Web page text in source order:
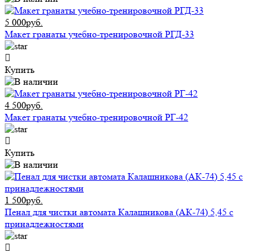
5 000руб.
Макет гранаты учебно-тренировочной РГД-33
Купить
4 500руб.
Макет гранаты учебно-тренировочной РГ-42
Купить
1 500руб.
Пенал для чистки автомата Калашникова (АК-74) 5,45 с
принадлежностями